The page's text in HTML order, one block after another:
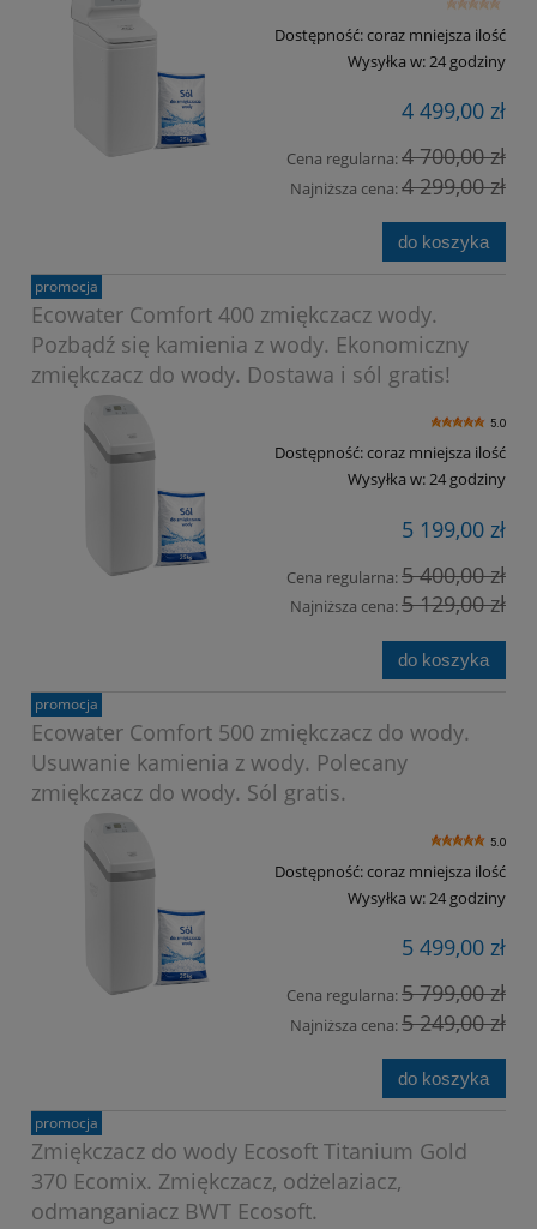
Dostępność:coraz mniejsza ilość
Wysyłka w:24 godziny
4 499,00 zł
Cena regularna:4 700,00 zł
Najniższa cena:4 299,00 zł
do koszyka
Ecowater Comfort 400 zmiękczacz wody.
Pozbądź się kamienia z wody. Ekonomiczny
zmiękczacz do wody. Dostawa i sól gratis!
5.0
Dostępność:coraz mniejsza ilość
Wysyłka w:24 godziny
5 199,00 zł
Cena regularna:5 400,00 zł
Najniższa cena:5 129,00 zł
do koszyka
promocja
Ecowater Comfort 500 zmiękczacz do wody.
Usuwanie kamienia z wody. Polecany
zmiękczacz do wody. Sól gratis.
5.0
Dostępność:coraz mniejsza ilość
Wysyłka w:24 godziny
5 499,00 zł
Cena regularna:5 799,00 zł
Najniższa cena:5 249,00 zł
do koszyka
promocja
Zmiękczacz do wody Ecosoft Titanium Gold
370 Ecomix. Zmiękczacz, odżelaziacz,
odmanganiacz BWT Ecosoft.
promocja